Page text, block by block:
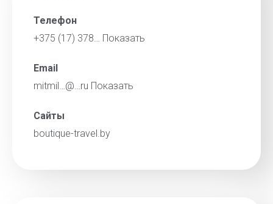
Телефон
+375 (17) 378… Показать
Email
mitmil…@…ru Показать
Сайты
boutique-travel.by